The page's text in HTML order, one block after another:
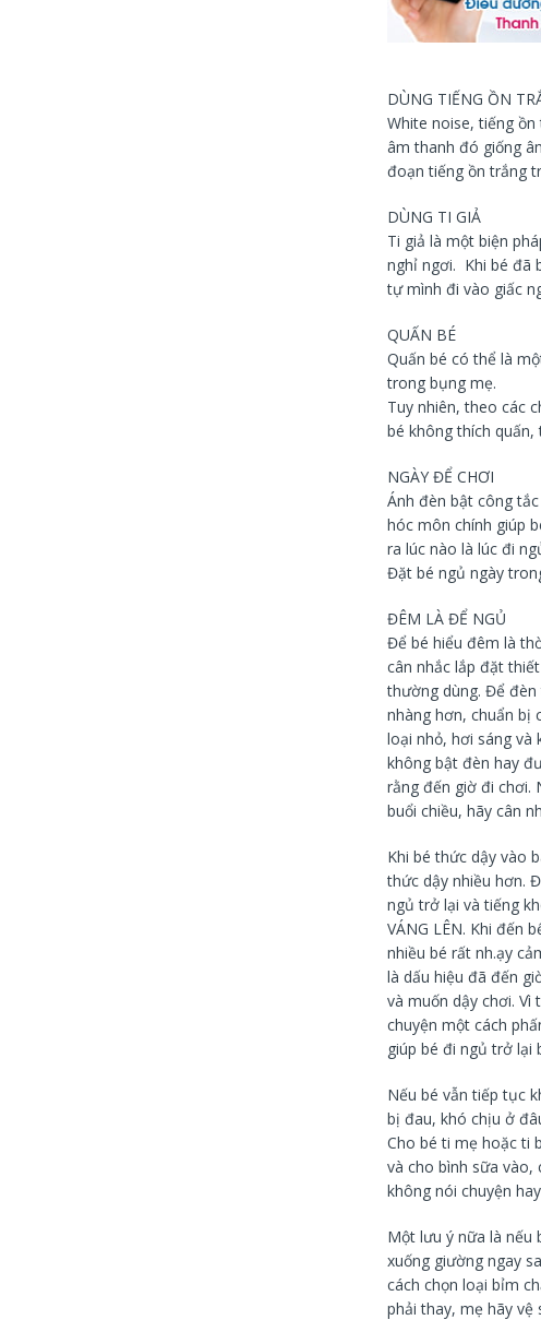
ẤN VÀO ẢNH
DÙNG TIẾNG ỒN
White noise, tiếng
âm thanh đó giống
đoạn tiếng ồn trắng
DÙNG TI GIẢ
Ti giả là một biện
nghỉ ngơi. Khi bé đã
tự mình đi vào giấc
QUẤN BÉ
Quấn bé có thể là
trong bụng mẹ.
Tuy nhiên, theo các
bé không thích quấn,
NGÀY ĐỂ CHƠI
Ánh đèn bật công
hóc môn chính giúp
ra lúc nào là lúc đi
Đặt bé ngủ ngày
ĐÊM LÀ ĐỂ NGỦ
Để bé hiểu đêm là
cân nhắc lắp đặt
thường dùng. Để
nhàng hơn, chuẩn bị
loại nhỏ, hơi sáng và
không bật đèn hay
rằng đến giờ đi chơi.
buổi chiều, hãy cân
Khi bé thức dậy vào
thức dậy nhiều hơn.
ngủ trở lại và tiếng
VÁNG LÊN. Khi đến
nhiều bé rất nh.ạy
là dấu hiệu đã đến
và muốn dậy chơi.
chuyện một cách
giúp bé đi ngủ trở lại
Nếu bé vẫn tiếp tục
bị đau, khó chịu ở
Cho bé ti mẹ hoặc ti
và cho bình sữa vào,
không nói chuyện
Một lưu ý nữa là nếu
xuống giường ngay
cách chọn loại bỉm
phải thay, mẹ hãy vệ